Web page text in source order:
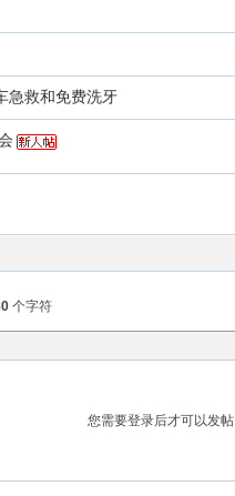
急救和免费洗牙
个字符
您需要登录后才可以发帖